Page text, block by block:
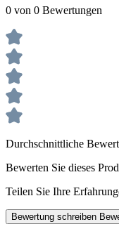
0 von 0 Bewertungen
Durchschnittliche
Bewerten Sie dieses
Teilen Sie Ihre
Bewertung schreiben